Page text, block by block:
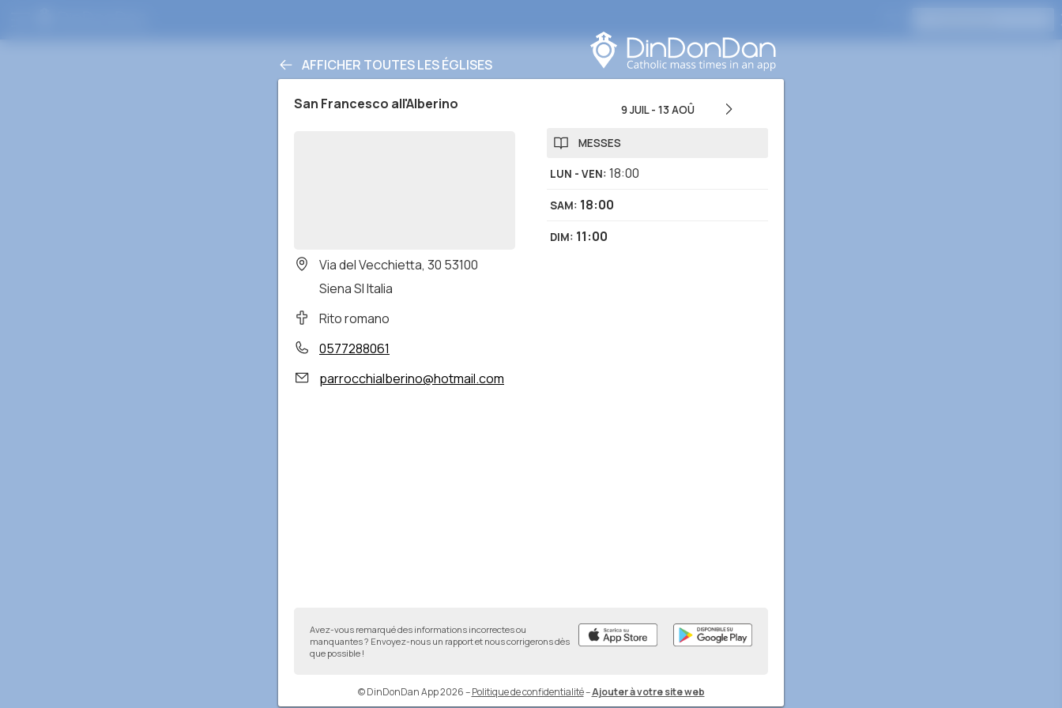
AFFICHER TOUTES LES ÉGLISES
San Francesco all'Alberino
Via del Vecchietta, 30 53100
Siena SI Italia
Rito romano
0577288061
parrocchialberino@hotmail.com
9 JUIL- 13 AOÛ
MESSES
LUN - VEN: 18:00
SAM: 18:00
DIM: 11:00
Avez-vous remarqué des informations incorrectes ou
manquantes ? Envoyez-nous un rapport et nous corrigerons dès
que possible !
© DinDonDan App 2026– Politique de confidentialité–Ajouter à votre site web